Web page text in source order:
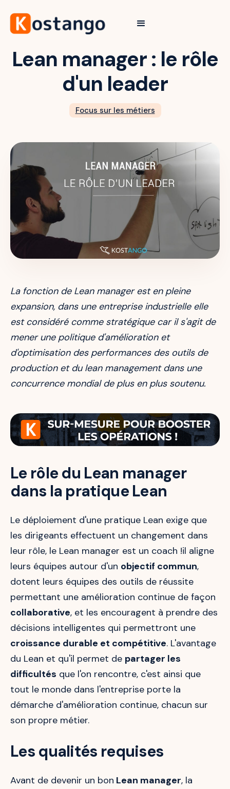
Lean manager : le rôle
d'un leader
Focus sur les métiers
La fonction de Lean manager est en pleine
expansion, dans une entreprise industrielle elle
est considéré comme stratégique car il s'agit de
mener une politique d'amélioration et
d'optimisation des performances des outils de
production et du lean management dans une
concurrence mondial de plus en plus soutenu.
Le rôle du Lean manager
dans la pratique Lean
Le déploiement d'une pratique Lean exige que
les dirigeants effectuent un changement dans
leur rôle, le Lean manager est un coach !il aligne
leurs équipes autour d'un objectif commun,
dotent leurs équipes des outils de réussite
permettant une amélioration continue de façon
collaborative, et les encouragent à prendre des
décisions intelligentes qui permettront une
croissance durable et compétitive. L'avantage
du Lean et qu'il permet de partager les
difficultés que l'on rencontre, c'est ainsi que
tout le monde dans l'entreprise porte la
démarche d'amélioration continue, chacun sur
son propre métier.
Les qualités requises
Avant de devenir un bon Lean manager, la